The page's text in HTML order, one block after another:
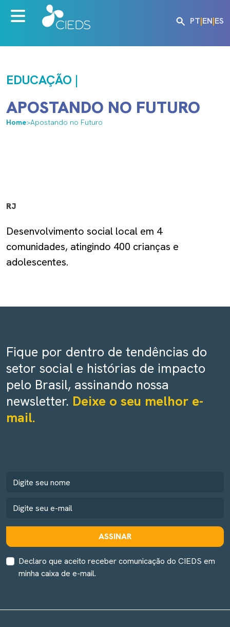
PT|EN|ES
EDUCAÇÃO |
APOSTANDO NO FUTURO
Home>Apostando no Futuro
RJ
Desenvolvimento social local em 4
comunidades, atingindo 400 crianças e
adolescentes.
Fique por dentro de tendências do
setor social e histórias de impacto
pelo Brasil, assinando nossa
newsletter. Deixe o seu melhor e-
mail.
ASSINAR
Declaro que aceito receber comunicação do CIEDS em
minha caixa de e-mail.